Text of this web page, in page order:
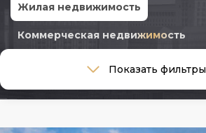
Жилая недвижимость
Коммерческая недвижимость
Тип сделки
Показать фильтры